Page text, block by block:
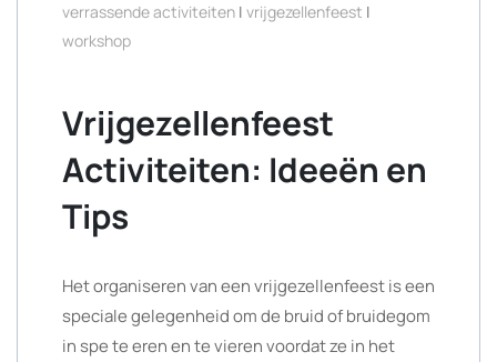
verrassende activiteiten | vrijgezellenfeest |
workshop
Vrijgezellenfeest
Activiteiten: Ideeën en
Tips
Het organiseren van een vrijgezellenfeest is een
speciale gelegenheid om de bruid of bruidegom
in spe te eren en te vieren voordat ze in het